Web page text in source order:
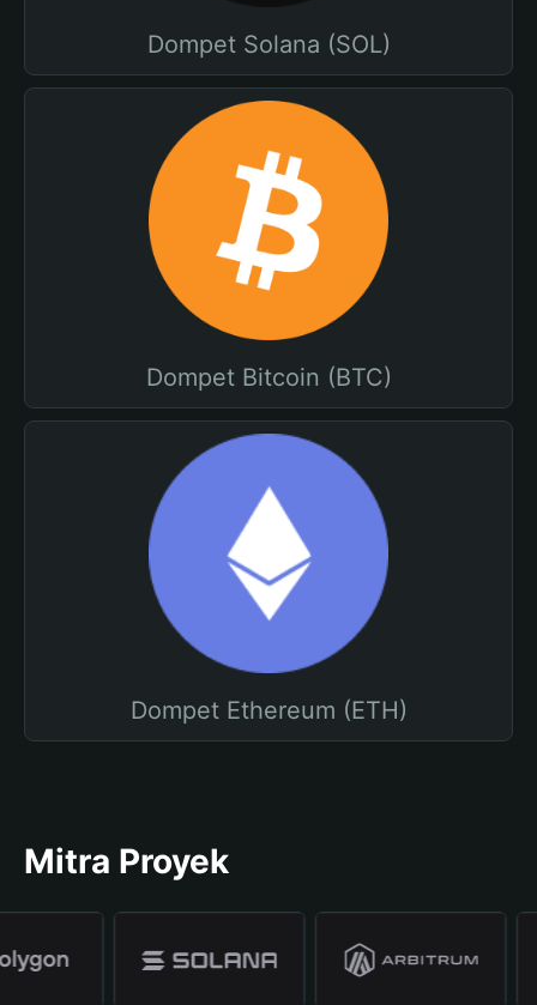
Dompet Solana (SOL)
Dompet Bitcoin (BTC)
Dompet Ethereum (ETH)
Mitra Proyek